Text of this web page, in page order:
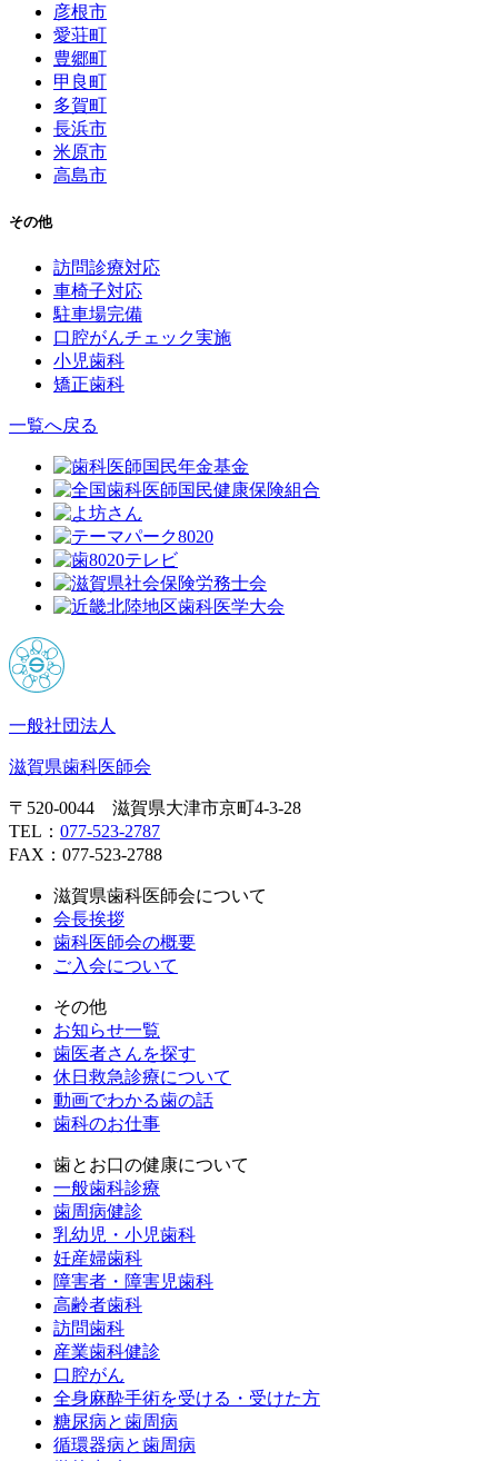
彦根市
愛荘町
豊郷町
甲良町
多賀町
長浜市
米原市
高島市
その他
訪問診療対応
車椅子対応
駐車場完備
口腔がんチェック実施
小児歯科
矯正歯科
一覧へ戻る
一般社団法人
滋賀県歯科医師会
〒520-0044 滋賀県大津市京町4-3-28
TEL： 077-523-2787
FAX：077-523-2788
滋賀県歯科医師会について
会長挨拶
歯科医師会の概要
ご入会について
その他
お知らせ一覧
歯医者さんを探す
休日救急診療について
動画でわかる歯の話
歯科のお仕事
歯とお口の健康について
一般歯科診療
歯周病健診
乳幼児・小児歯科
妊産婦歯科
障害者・障害児歯科
高齢者歯科
訪問歯科
産業歯科健診
口腔がん
全身麻酔手術を受ける・受けた方
糖尿病と歯周病
循環器病と歯周病